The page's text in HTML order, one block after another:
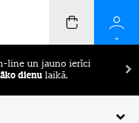
line un jauno ierīci
dienu laikā.